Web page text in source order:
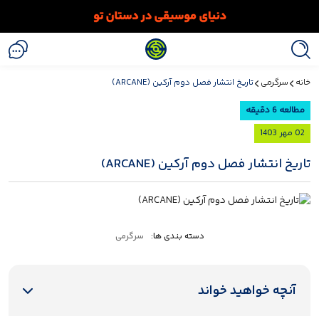
خانه سرگرمی تاریخ انتشار فصل دوم آرکین (ARCANE)
مطالعه 6 دقیقه
02 مهر 1403
تاریخ انتشار فصل دوم آرکین (ARCANE)
دسته بندی ها: سرگرمی
آنچه خواهید خواند